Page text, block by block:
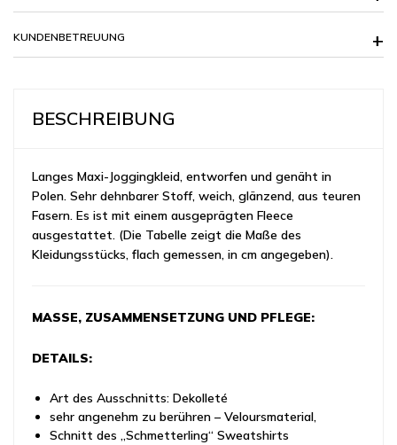
KUNDENBETREUUNG
BESCHREIBUNG
Langes Maxi-Joggingkleid, entworfen und genäht in
Polen. Sehr dehnbarer Stoff, weich, glänzend, aus teuren
Fasern. Es ist mit einem ausgeprägten Fleece
ausgestattet. (Die Tabelle zeigt die Maße des
Kleidungsstücks, flach gemessen, in cm angegeben).
MASSE, ZUSAMMENSETZUNG UND PFLEGE:
DETAILS:
Art des Ausschnitts: Dekolleté
sehr angenehm zu berühren – Veloursmaterial,
Schnitt des „Schmetterling“ Sweatshirts